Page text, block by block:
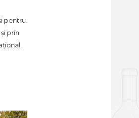
pentru
prin